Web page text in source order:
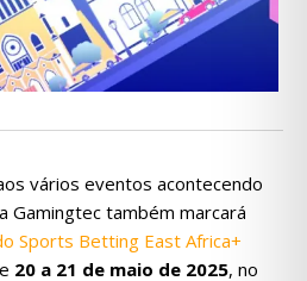
vários eventos acontecendo
Gamingtec também marcará
Sports Betting East Africa+
20 a 21 de maio de 2025, no